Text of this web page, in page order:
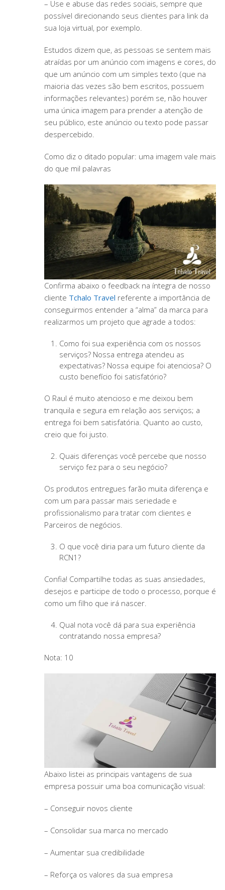
– Use e abuse das redes sociais, sempre que
possível direcionando seus clientes para link da
sua loja virtual, por exemplo.
Estudos dizem que, as pessoas se sentem mais
atraídas por um anúncio com imagens e cores, do
que um anúncio com um simples texto (que na
maioria das vezes são bem escritos, possuem
informações relevantes) porém se, não houver
uma única imagem para prender a atenção de
seu público, este anúncio ou texto pode passar
despercebido.
Como diz o ditado popular: uma imagem vale mais
do que mil palavras
Confirma abaixo o feedback na íntegra de nosso
cliente Tchalo Travel referente a importância de
conseguirmos entender a “alma” da marca para
realizarmos um projeto que agrade a todos:
Como foi sua experiência com os nossos
serviços? Nossa entrega atendeu as
expectativas? Nossa equipe foi atenciosa? O
custo benefício foi satisfatório?
O Raul é muito atencioso e me deixou bem
tranquila e segura em relação aos serviços; a
entrega foi bem satisfatória. Quanto ao custo,
creio que foi justo.
Quais diferenças você percebe que nosso
serviço fez para o seu negócio?
Os produtos entregues farão muita diferença e
com um para passar mais seriedade e
profissionalismo para tratar com clientes e
Parceiros de negócios.
O que você diria para um futuro cliente da
RCN1?
Confia! Compartilhe todas as suas ansiedades,
desejos e participe de todo o processo, porque é
como um filho que irá nascer.
Qual nota você dá para sua experiência
contratando nossa empresa?
Nota: 10
Abaixo listei as principais vantagens de sua
empresa possuir uma boa comunicação visual:
– Conseguir novos cliente
– Consolidar sua marca no mercado
– Aumentar sua credibilidade
– Reforça os valores da sua empresa